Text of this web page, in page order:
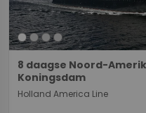
8 daagse Noord-
Koningsdam
Holland America Line